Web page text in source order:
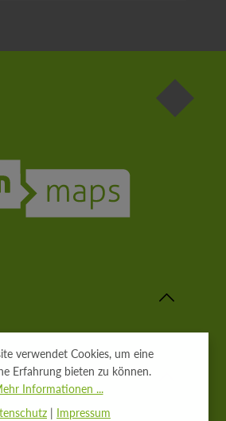
MEDIA
verwendet Cookies, um eine
Erfahrung bieten zu können.
Informationen ...
| Impressum